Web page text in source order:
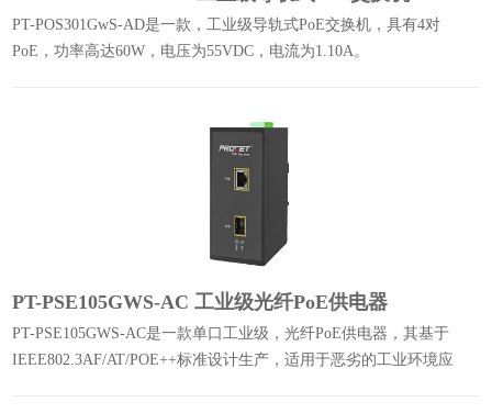
PT-POS301GwS-AD是一款，工业级导轨式PoE交换机，具有4对
PoE，功率高达60W，电压为55VDC，电流为1.10A。
PT-PSE105GWS-AC 工业级光纤PoE供电器
PT-PSE105GWS-AC是一款单口工业级，光纤PoE供电器，其基于
IEEE802.3AF/AT/POE++标准设计生产，适用于恶劣的工业环境应